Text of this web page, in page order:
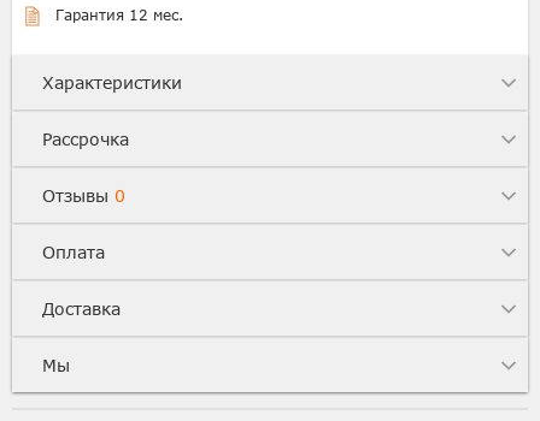
Гарантия 12 мес.
Характеристики
Рассрочка
Отзывы 0
Оплата
Доставка
Мы